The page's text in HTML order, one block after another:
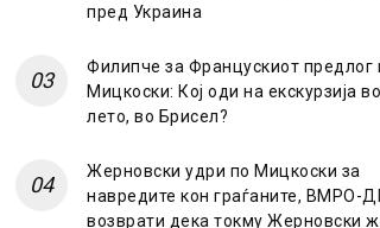
пред Украина
Филипче за Францускиот предлог
Мицкоски: Кој оди на екскурзија во
лето, во Брисел?
Жерновски удри по Мицкоски за
навредите кон граѓаните, ВМРО-
возврати дека токму Жерновски